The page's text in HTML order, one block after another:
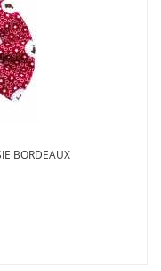
BORDEAUX